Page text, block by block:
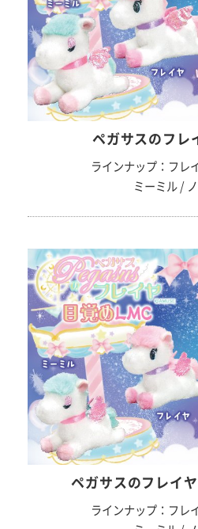
ペガサスのフレ
ラインナップ：フレ
ミーミル /
ペガサスのフレイ
ラインナップ：フレ